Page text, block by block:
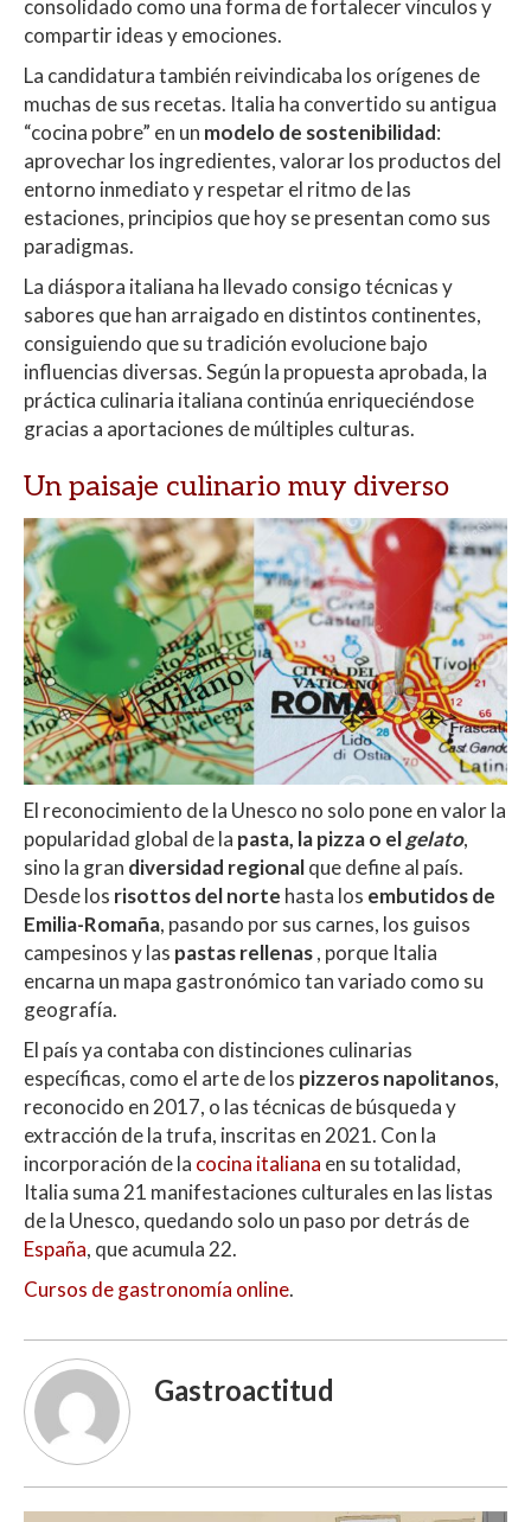
consolidado como una forma de fortalecer vínculos y
compartir ideas y emociones.
La candidatura también reivindicaba los orígenes de
muchas de sus recetas. Italia ha convertido su antigua
“cocina pobre” en un modelo de sostenibilidad:
aprovechar los ingredientes, valorar los productos del
entorno inmediato y respetar el ritmo de las
estaciones, principios que hoy se presentan como sus
paradigmas.
La diáspora italiana ha llevado consigo técnicas y
sabores que han arraigado en distintos continentes,
consiguiendo que su tradición evolucione bajo
influencias diversas. Según la propuesta aprobada, la
práctica culinaria italiana continúa enriqueciéndose
gracias a aportaciones de múltiples culturas.
Un paisaje culinario muy diverso
El reconocimiento de la Unesco no solo pone en valor la
popularidad global de la pasta, la pizza o elgelato,
sino la gran diversidad regionalque define al país.
Desde los risottos del norte hasta los embutidos de
Emilia-Romaña, pasando por sus carnes, los guisos
campesinos y las pastas rellenas, porque Italia
encarna un mapa gastronómico tan variado como su
geografía.
El país ya contaba con distinciones culinarias
específicas, como el arte de los pizzeros napolitanos,
reconocido en 2017, o las técnicas de búsqueda y
extracción de la trufa, inscritas en 2021. Con la
incorporación de la cocina italiana en su totalidad,
Italia suma 21 manifestaciones culturales en las listas
de la Unesco, quedando solo un paso por detrás de
España, que acumula 22.
Cursos de gastronomía online.
Gastroactitud